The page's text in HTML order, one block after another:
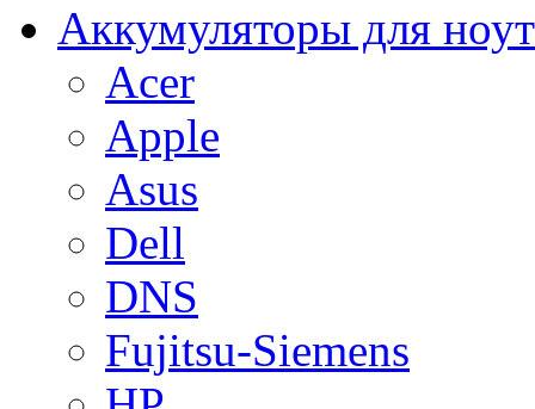
Аккумуляторы для
Acer
Apple
Asus
Dell
DNS
Fujitsu-Siemens